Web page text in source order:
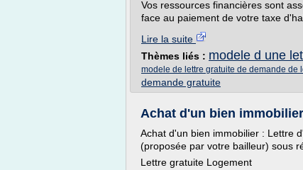
Vos ressources financières sont
face au paiement de votre taxe
Lire la suite
Thèmes liés : modele d une
modele de lettre gratuite de demande de
demande gratuite
Achat d'un bien
Achat d'un bien immobilier : Lettre
(proposée par votre bailleur) sous
Lettre gratuite Logement